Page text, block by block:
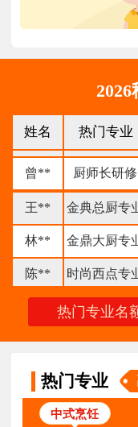
姓名 热门专业
经典西点专
赖**
大厨精英专
谢** 西点店长班
曾** 厨师长研修
王** 金典总厨专
林** 金鼎大厨专
陈** 时尚西点专
张** 金领大厨专
经典西点专
赖**
时尚西餐西
专业
热门专业名
热门专业
中式烹饪